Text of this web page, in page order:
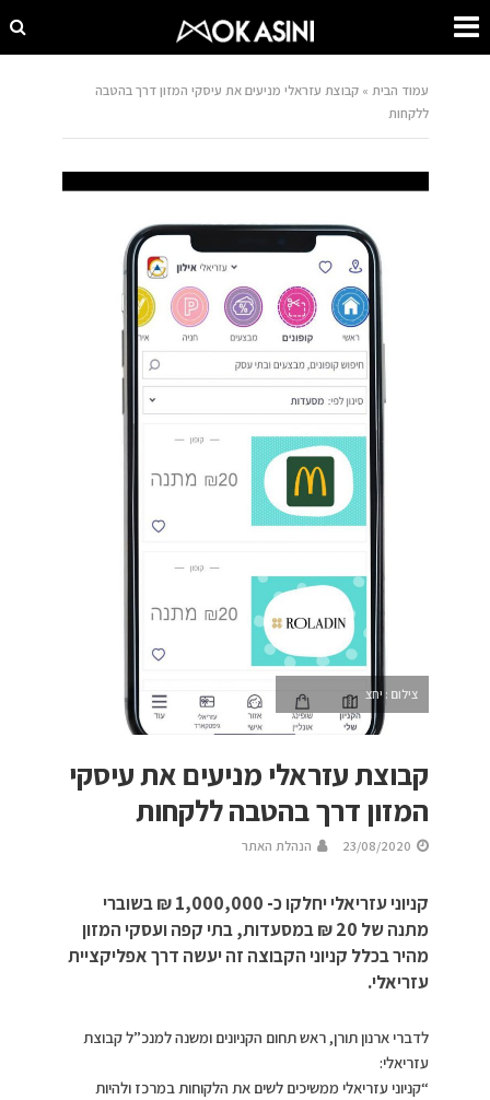
עמוד הבית »קבוצת עזראלי מניעים את עיסקי המזון דרך בהטבה
ללקחות
צילום : יחצ
קבוצת עזראלי מניעים את עיסקי
המזון דרך בהטבה ללקחות
23/08/2020 הנהלת האתר
קניוני עזריאלי יחלקו כ- 1,000,000 ₪ בשוברי
מתנה של 20 ₪ במסעדות, בתי קפה ועסקי המזון
מהיר בכלל קניוני הקבוצה זה יעשה דרך אפליקציית
עזריאלי.
לדברי ארנון תורן, ראש תחום הקניונים ומשנה למנכ”ל קבוצת
עזריאלי:
“קניוני עזריאלי ממשיכים לשים את הלקוחות במרכז ולהיות